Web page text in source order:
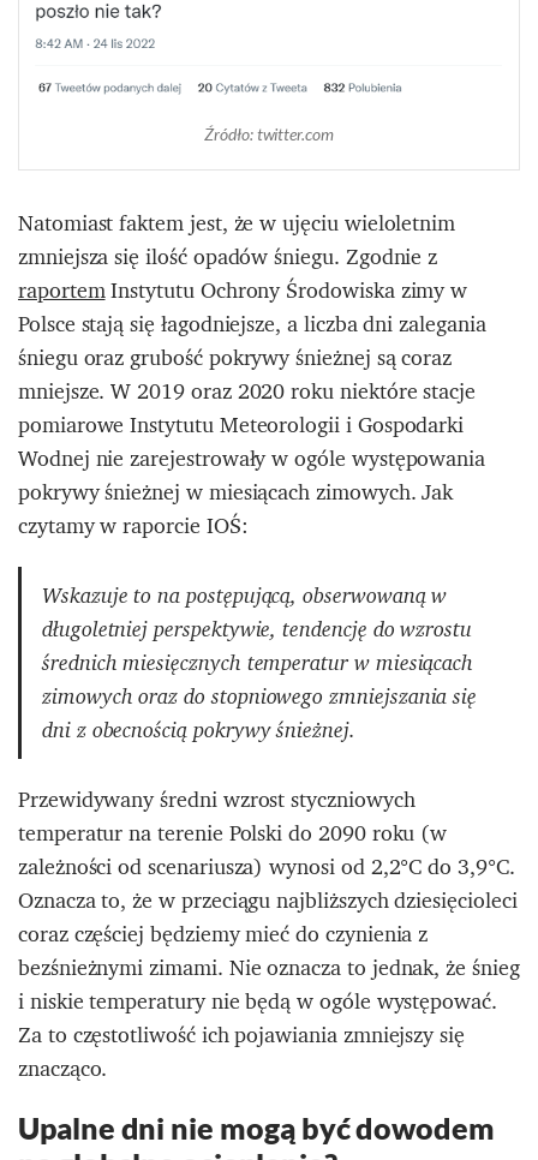
Źródło: twitter.com
Natomiast faktem jest, że w ujęciu wieloletnim
zmniejsza się ilość opadów śniegu. Zgodnie z
raportemInstytutu Ochrony Środowiska zimy w
Polsce stają się łagodniejsze, a liczba dni zalegania
śniegu oraz grubość pokrywy śnieżnej są coraz
mniejsze. W 2019 oraz 2020 roku niektóre stacje
pomiarowe Instytutu Meteorologii i Gospodarki
Wodnej nie zarejestrowały w ogóle występowania
pokrywy śnieżnej w miesiącach zimowych. Jak
czytamy w raporcie IOŚ:
Wskazuje to na postępującą, obserwowaną w
długoletniej perspektywie, tendencję do wzrostu
średnich miesięcznych temperatur w miesiącach
zimowych oraz do stopniowego zmniejszania się
dni z obecnością pokrywy śnieżnej.
Przewidywany średni wzrost styczniowych
temperatur na terenie Polski do 2090 roku (w
zależności od scenariusza) wynosi od 2,2°C do 3,9°C.
Oznacza to, że w przeciągu najbliższych dziesięcioleci
coraz częściej będziemy mieć do czynienia z
bezśnieżnymi zimami. Nie oznacza to jednak, że śnieg
i niskie temperatury nie będą w ogóle występować.
Za to częstotliwość ich pojawiania zmniejszy się
znacząco.
Upalne dni nie mogą być dowodem